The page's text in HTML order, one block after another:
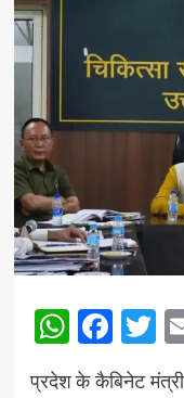
प्रदेश के कैबिनेट मंत्री